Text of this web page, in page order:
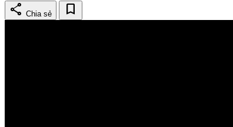
share Chia sẻ bookmark